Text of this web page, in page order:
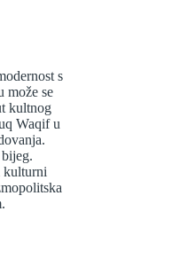
s
može se
kultnog
Waqif u
kulturni